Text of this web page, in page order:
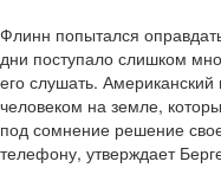
Флинн попытался
дни поступало слишком
его слушать.
человеком на земле,
под сомнение решение
телефону, утверждает